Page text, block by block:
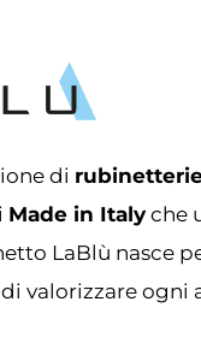
di
Made in Italy che
LaBlù nasce
valorizzare ogni